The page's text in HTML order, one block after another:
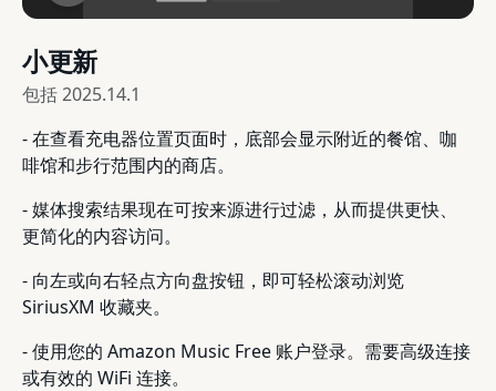
小更新
包括2025.14.1
- 在查看充电器位置页面时，底部会显示附近的餐馆、咖
啡馆和步行范围内的商店。
- 媒体搜索结果现在可按来源进行过滤，从而提供更快、
更简化的内容访问。
- 向左或向右轻点方向盘按钮，即可轻松滚动浏览
SiriusXM 收藏夹。
- 使用您的 Amazon Music Free 账户登录。需要高级连接
或有效的 WiFi 连接。